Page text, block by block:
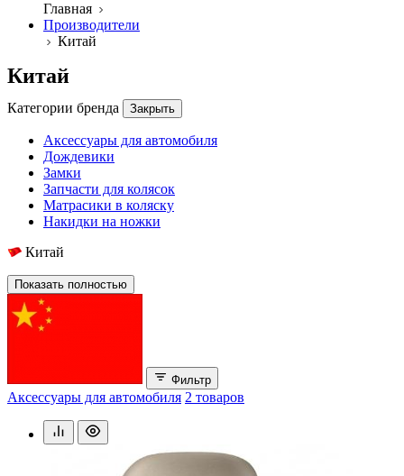
Главная
Производители
Китай
Китай
Категории бренда Закрыть
Аксессуары для автомобиля
Дождевики
Замки
Запчасти для колясок
Матрасики в коляску
Накидки на ножки
Китай
Показать полностью
Фильтр
Аксессуары для автомобиля 2 товаров